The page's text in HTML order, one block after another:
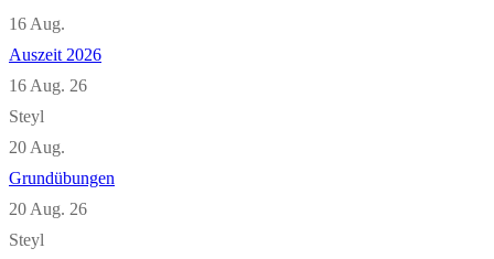
16 Aug.
Auszeit 2026
16 Aug. 26
Steyl
20 Aug.
Grundübungen
20 Aug. 26
Steyl